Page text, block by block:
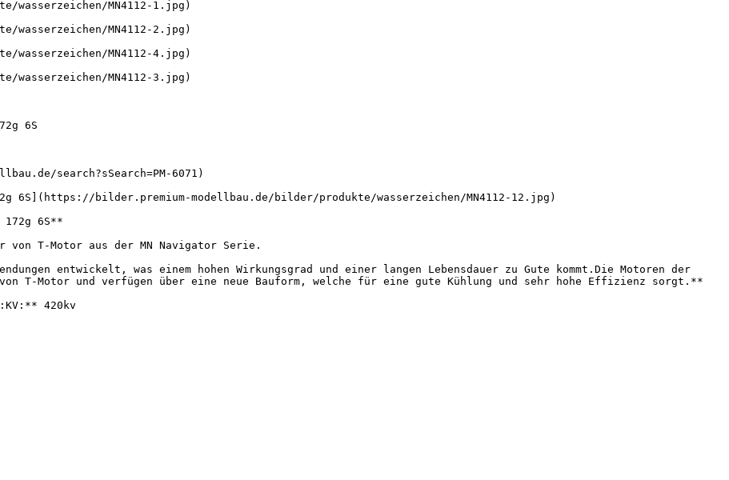
MN4112-1.jpg)
MN4112-2.jpg)
MN4112-4.jpg)
MN4112-3.jpg)
6S
search?sSearch=PM-6071)
6S](https://bilder.premium-modellbau.de/bilder/produkte/wasserzeichen/MN4112-12.jpg)
6S**
T-Motor aus der MN Navigator Serie.
entwickelt, was einem hohen Wirkungsgrad und einer langen Lebensdauer zu Gute kommt.Die Motoren der
von T-Motor und verfügen über eine neue Bauform, welche für eine gute Kühlung und sehr hohe Effizienz sorgt.**
420kv